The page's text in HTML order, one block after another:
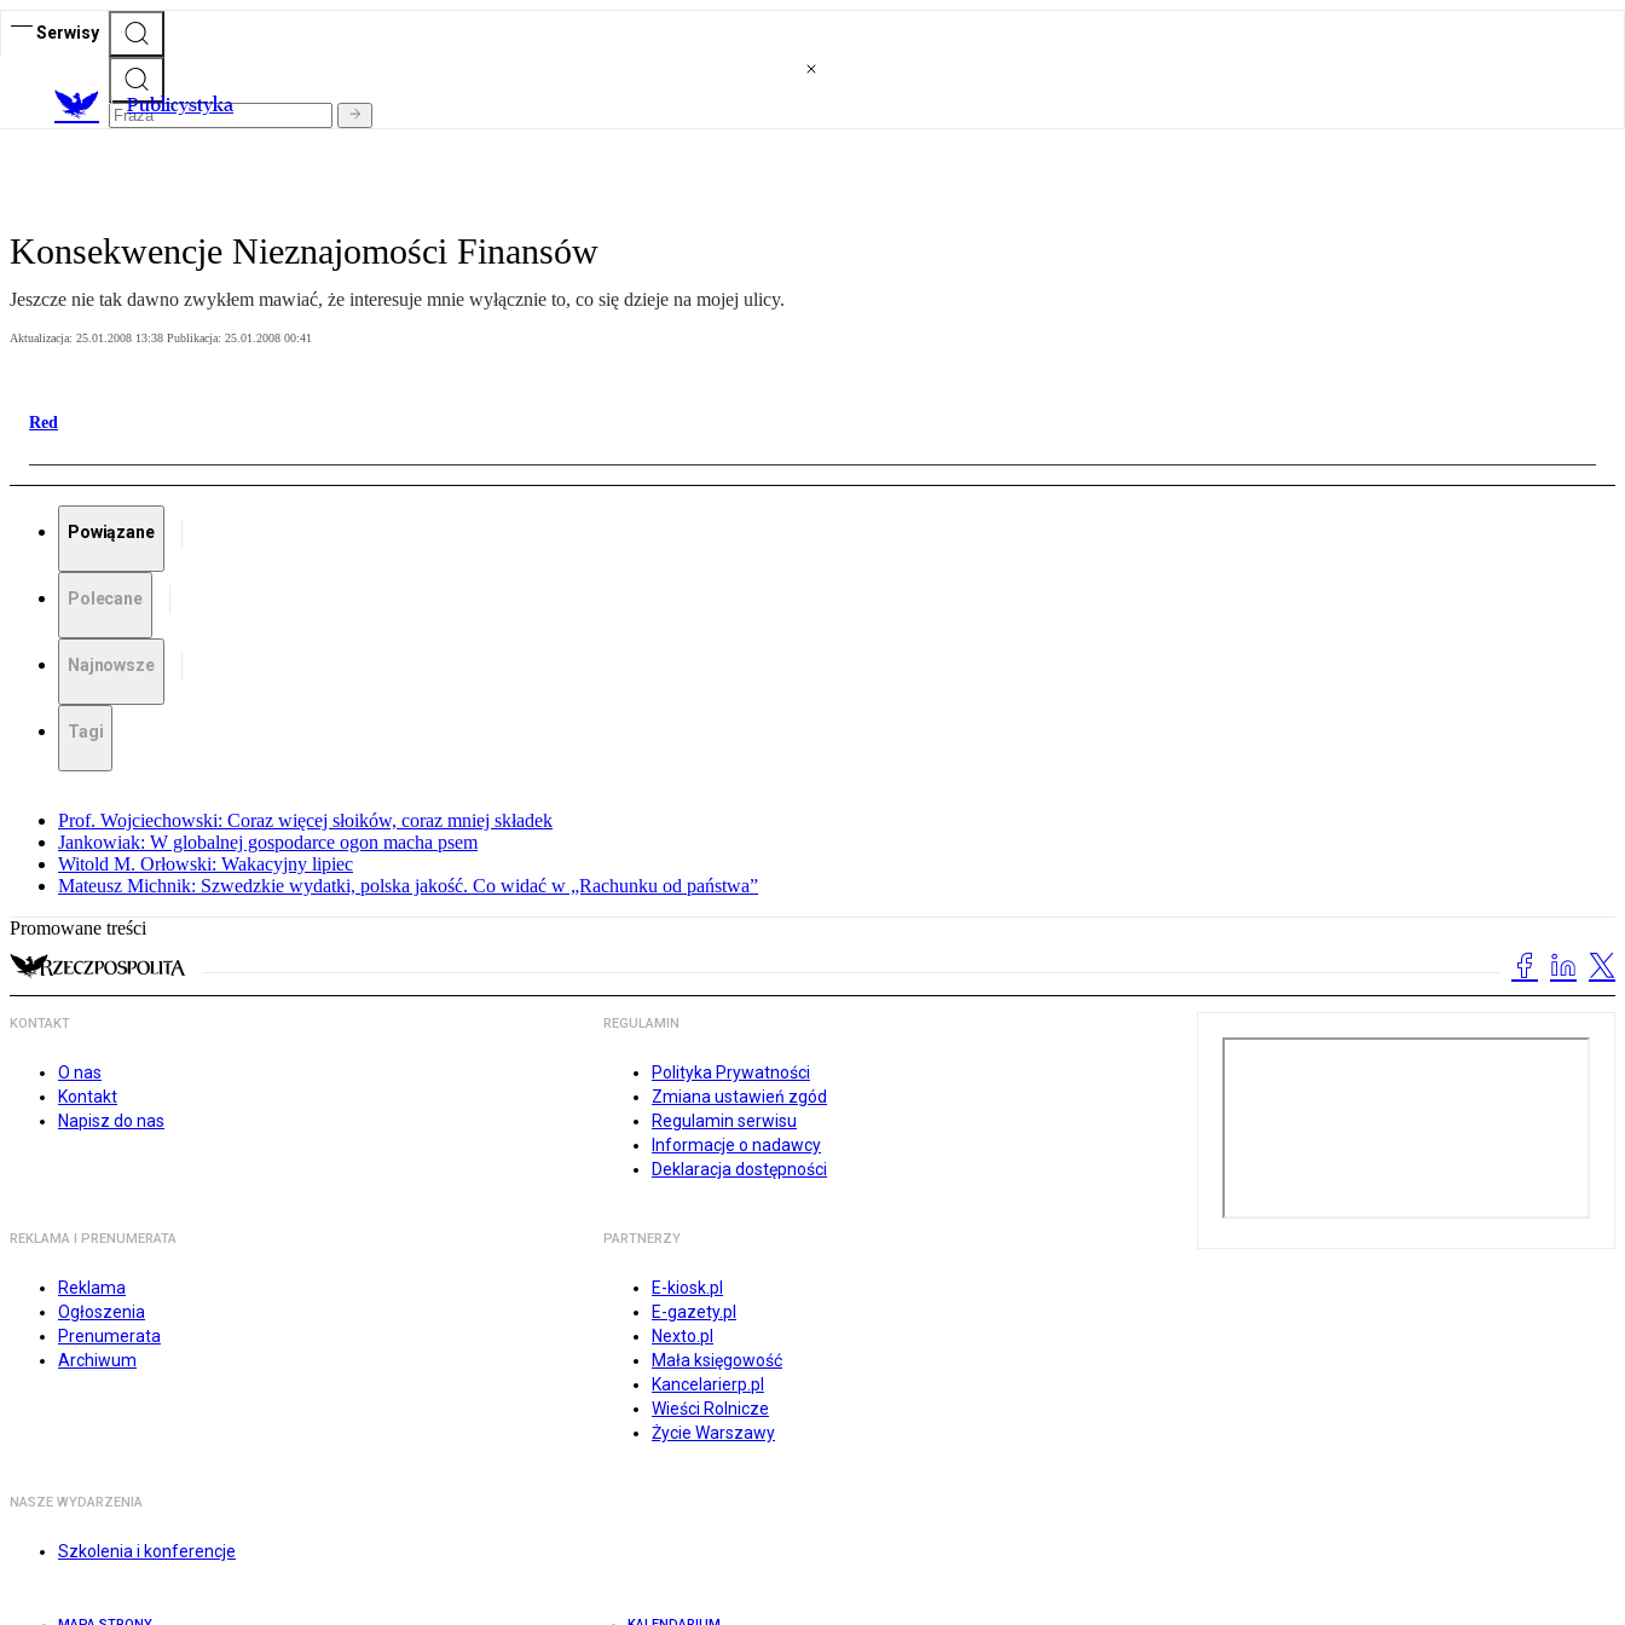
Serwisy
Publicystyka
Konsekwencje Nieznajomości Finansów
Jeszcze nie tak dawno zwykłem mawiać, że interesuje mnie wyłącznie to, co się dzieje na mojej ulicy.
Aktualizacja: 25.01.2008 13:38 Publikacja: 25.01.2008 00:41
Red
Powiązane
Polecane
Najnowsze
Tagi
Prof. Wojciechowski: Coraz więcej słoików, coraz mniej składek
Jankowiak: W globalnej gospodarce ogon macha psem
Witold M. Orłowski: Wakacyjny lipiec
Mateusz Michnik: Szwedzkie wydatki, polska jakość. Co widać w „Rachunku od państwa”
Promowane treści
KONTAKT
O nas
Kontakt
Napisz do nas
REGULAMIN
Polityka Prywatności
Zmiana ustawień zgód
Regulamin serwisu
Informacje o nadawcy
Deklaracja dostępności
REKLAMA I PRENUMERATA
Reklama
Ogłoszenia
Prenumerata
Archiwum
PARTNERZY
E-kiosk.pl
E-gazety.pl
Nexto.pl
Mała księgowość
Kancelarierp.pl
Wieści Rolnicze
Życie Warszawy
NASZE WYDARZENIA
Szkolenia i konferencje